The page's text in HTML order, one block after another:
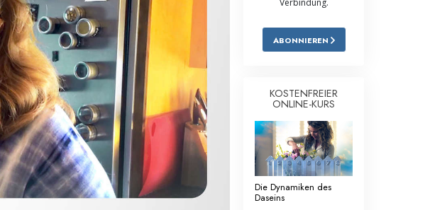
Antworten auf das Drogenproblem
Ethik und die Zustände
Die Ursache von Unterdrückung
Ermittlungen
Grundlagen des Organisierens
Verbindung.
ABONNIEREN
KOSTENFREIER
ONLINE-KURS
Die Dynamiken des
Daseins